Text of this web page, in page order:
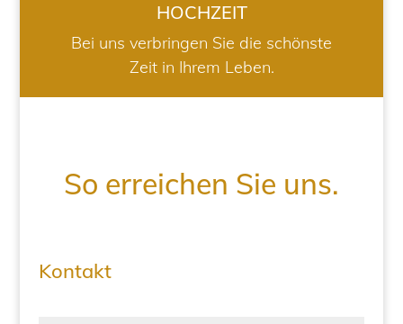
HOCHZEIT
Bei uns verbringen Sie die schönste
Zeit in Ihrem Leben.
So erreichen Sie uns.
Kontakt